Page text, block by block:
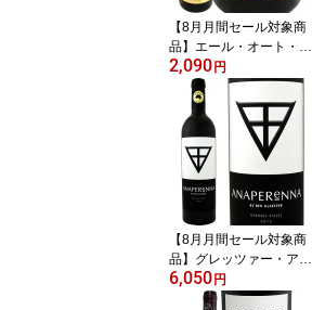
ネラル アルコール約12%
【8月月間セール対象商
品】エール・オート・レ
ゼルヴ ミネルヴォワ・
ラ・リヴィニエール 201
7 フランス パーカー 750
ml 赤ワイン フルボディ
シラー50% グルナッシュ
30% カリニャン20% AL
C14.5% パーカー91~94
点 ロバート・パーカー
ワイン・アドヴォケート
京橋ワイン
2,090 円
【8月月間セール対象商
品】グレッツァー・アナ
ペレーナ 2021 オースト
ラリア 赤ワイン 750ml
6,050 円